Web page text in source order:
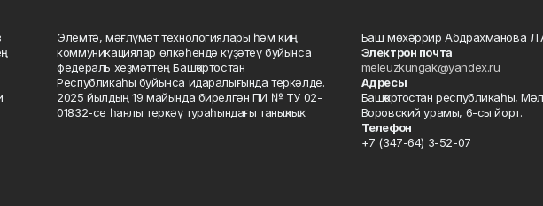
Элемтә, мәғлүмәт технологиялары һәм киң
коммуникациялар өлкәһендә күҙәтеү буйынса
федераль хеҙмәттең Башҡортостан
Республикаһы буйынса идаралығында теркәлде.
2025 йылдың 19 майында бирелгән ПИ № ТУ 02-
01832-се һанлы теркәү тураһындағы таныҡлыҡ.
Баш мөхәррир Абдрахманова
Электрон почта
meleuzkungak@yandex.ru
Адресы
Башҡортостан республикаһы,
Воровский урамы, 6-сы йорт.
Телефон
+7 (347-64) 3-52-07